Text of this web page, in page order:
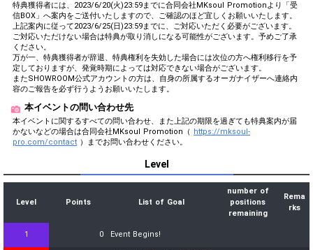
特典獲得者には、2023/6/20(火)23:59までに合同会社MKsoul Promotionより「受
信BOX」へ案内をご送付いたしますので、ご確認のほど宜しくお願いいたします。
上記案内に従って2023/6/25(日)23:59までに、ご対応いただく必要がございます。
ご対応いただけない場合は特典が取り消しになる可能性がございます。予めご了承
ください。
万が一、特典獲得者が辞退、特典権利を失効した場合には次位の方へ権利移行を予
定しておりますが、発覚時期によっては対応できない場合がございます。
またSHOWROOM公式アカウントの方は、自身の所属するオーガナイザーへ連絡内
容のご報告を必ず行うようお願いいたします。
本イベントの問い合わせ先
本イベントに関するすべての問い合わせ、また上記の期限を過ぎても特典案内が届
かないなどの場合は合同会社MKsoul Promotion（ https://mksoul-
pro.com/contact ）までお問い合わせください。
Level
Level Points List of Goal
number of
positions
remaining
Rema
rks
1 0 Event Begins!